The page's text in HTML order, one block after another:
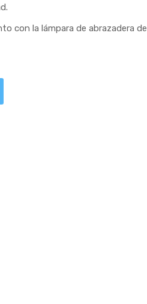
con la lámpara de abrazadera de